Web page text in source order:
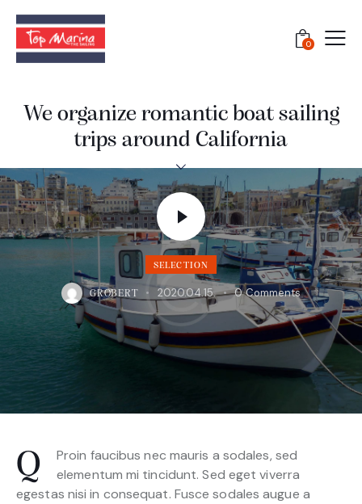
0
We organize romantic boat sailing
trips around California
SELECTION
GROBERT 2020.04.15. 0 Comments
Q
Proin faucibus nec mauris a sodales, sed
elementum mi tincidunt. Sed eget viverra
egestas nisi in consequat. Fusce sodales augue a